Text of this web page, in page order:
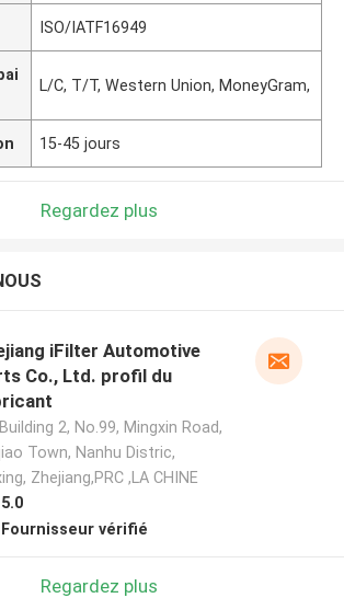
ISO/IATF16949
L/C, T/T, Western Union, MoneyGram,
15-45 jours
Regardez plus
iFilter Automotive
Co., Ltd. profil du
Building 2, No.99, Mingxin Road,
Town, Nanhu Distric,
Zhejiang,PRC ,LA CHINE
5.0
Fournisseur vérifié
Regardez plus